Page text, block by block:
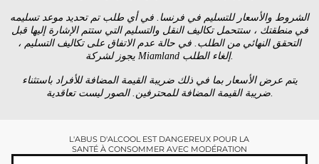
الشروط والأسعار للتسليم في فرنسا. في أي طلب تم تحديد موعد تسليمه
في منطقتك ، ستتحمل تكاليف النقل والتسليم التي ستتم الإشارة إليها قبل
التحقق النهائي من الطلب. في حالة عدم الاتفاق على تكاليف التسليم ،
يجوز لشركة Miamland إلغاء الطلب.
يتم عرض الأسعار بما في ذلك ضريبة القيمة المضافة للأفراد باستثناء
ضريبة القيمة المضافة للمحترفين. الصور ليست تعاقدية.
L'ABUS D'ALCOOL EST DANGEREUX POUR LA
SANTÉ À CONSOMMER AVEC MODÉRATION